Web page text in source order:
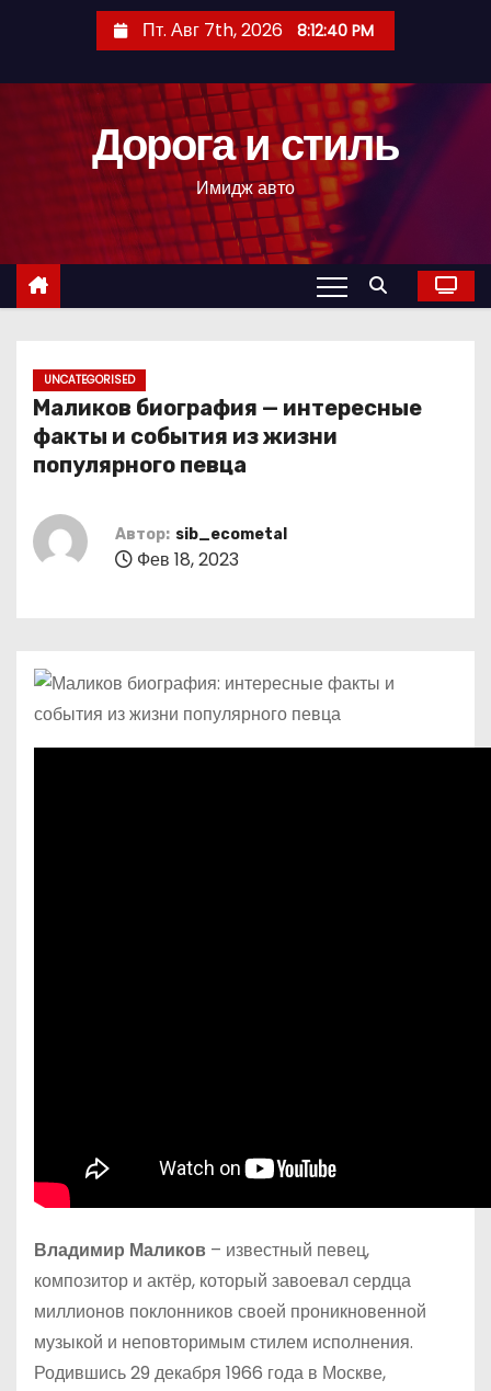
с
Пт. Авг 7th, 2026 8:12:41 PM
Дорога и стиль
Имидж авто
UNCATEGORISED
Маликов биография — интересные
факты и события из жизни
популярного певца
Автор: sib_ecometal
Фев 18, 2023
Владимир Маликов – известный певец,
композитор и актёр, который завоевал сердца
миллионов поклонников своей проникновенной
музыкой и неповторимым стилем исполнения.
Родившись 29 декабря 1966 года в Москве,